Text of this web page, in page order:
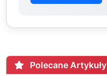
Polecane Artykuły